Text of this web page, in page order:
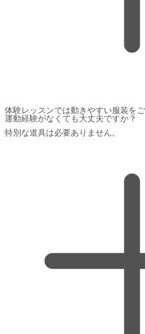
体験レッスンでは動きやすい服装をご
特別な道具は必要ありません。
運動経験がなくても大丈夫ですか？